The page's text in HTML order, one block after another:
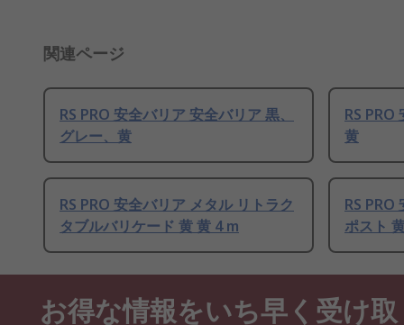
関連ページ
RS PRO 安全バリア 安全バリア 黒、
グレー、黄
RS PRO
黄
RS PRO 安全バリア メタル リトラク
タブルバリケード 黄 黄 4 m
RS PRO
ポスト
お得な情報をいち早く受け取